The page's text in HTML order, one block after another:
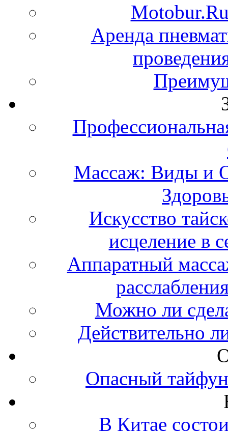
Аренда
Массаж: Виды и
Искусство
исцеление в
Аппаратный
Можно ли
Действительно
Опасный
В Китае